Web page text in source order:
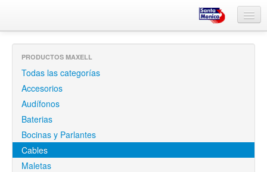
¿Quiénes somos?
Informática
Proyectores
Artes Gráficas
Iluminación Led
PRODUCTOS MAXELL
Todas las categorías
Accesorios
Audífonos
Baterias
Bocinas y Parlantes
Cables
Maletas